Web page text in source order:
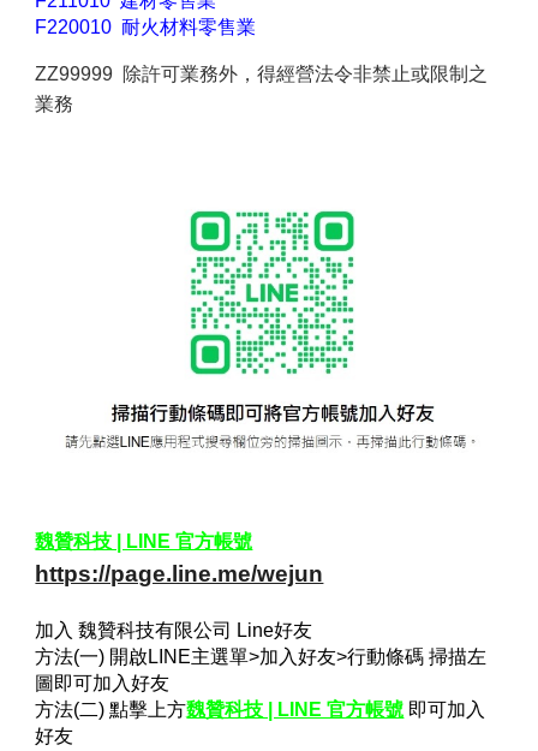
F220010 耐火材料零售業
ZZ99999 除許可業務外，得經營法令非禁止或限制之
業務
魏贊科技 | LINE 官方帳號
https://page.line.me/wejun
加入 魏贊科技有限公司 Line好友
方法(一) 開啟LINE主選單>加入好友>行動條碼 掃描左
圖即可加入好友
方法(二) 點擊上方魏贊科技 | LINE 官方帳號 即可加入
好友